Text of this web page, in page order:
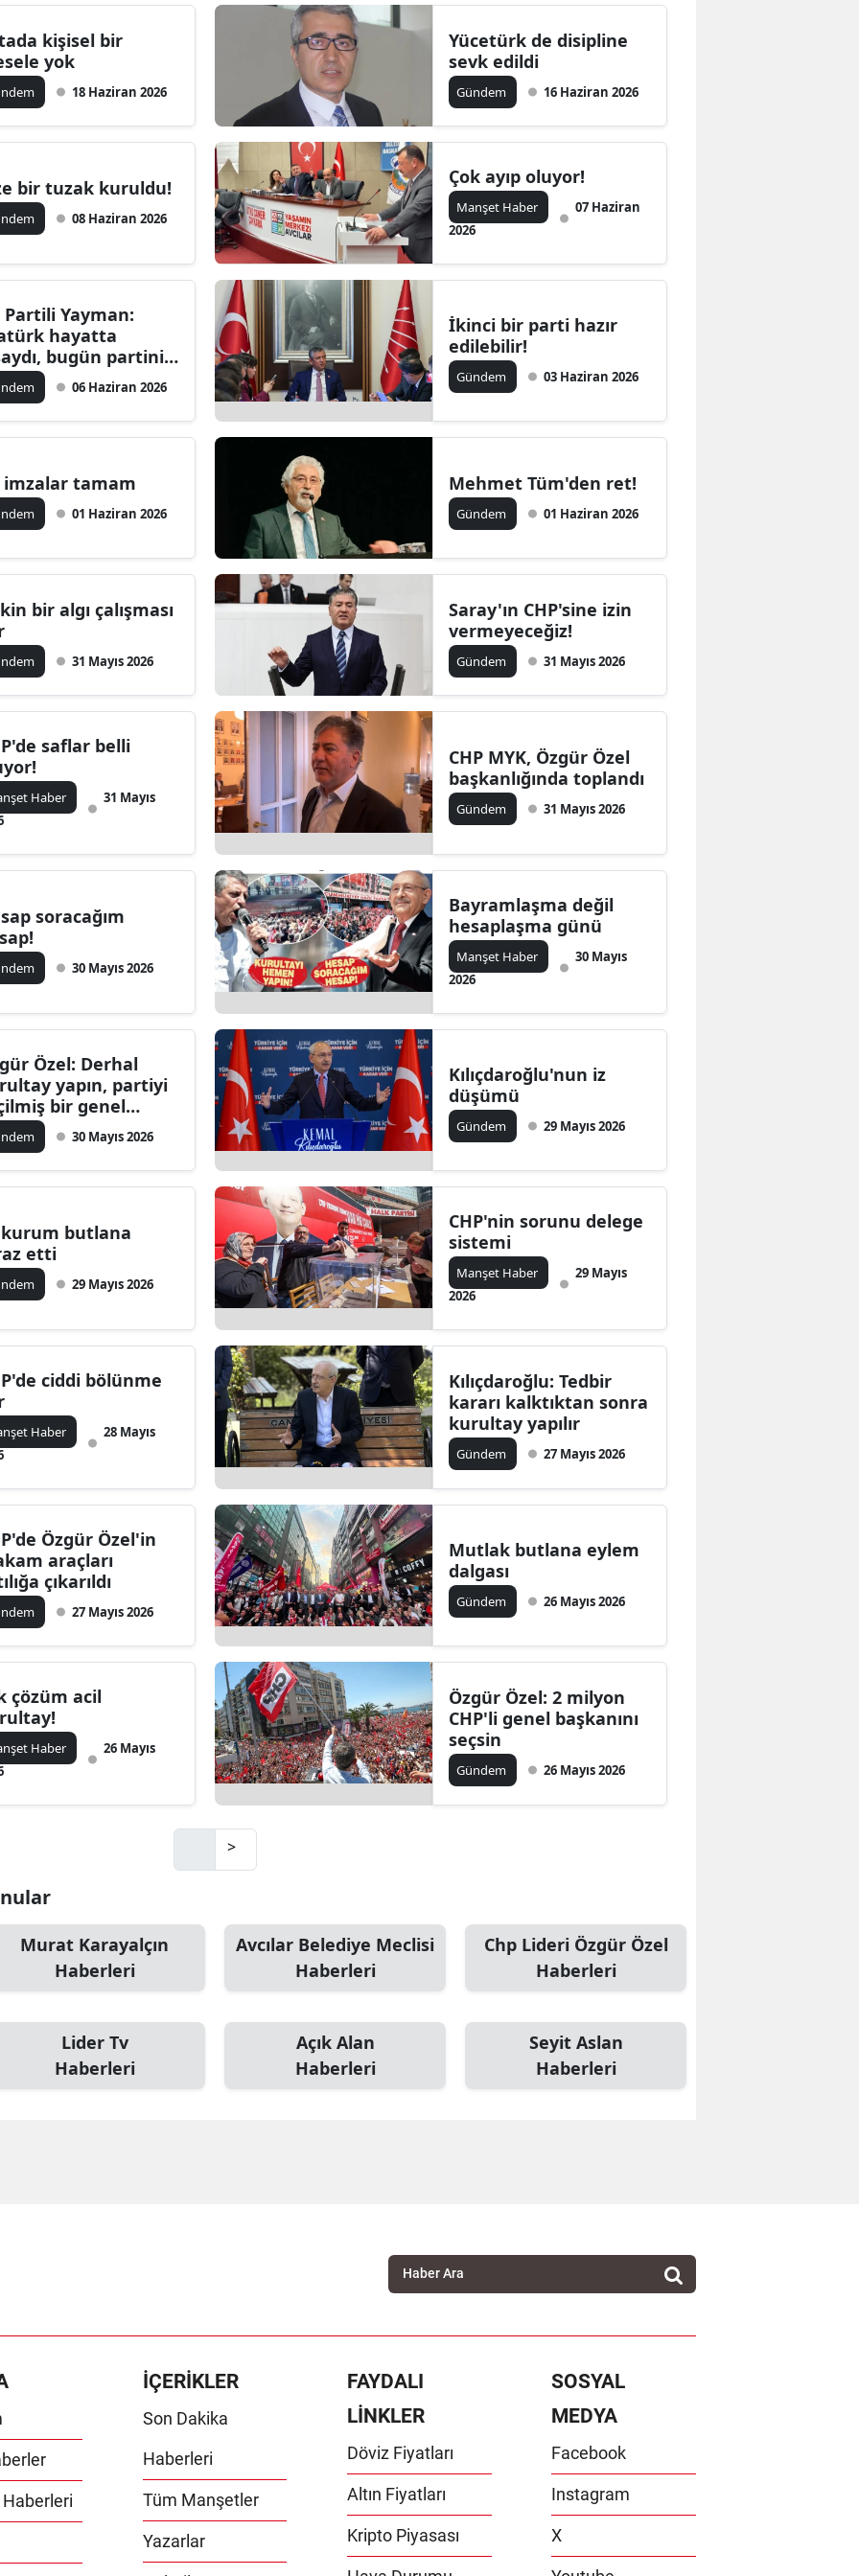
kişisel bir
yok
18 Haziran 2026
Yücetürk de disipline
sevk edildi
Gündem 16 Haziran 2026
bir tuzak kuruldu!
08 Haziran 2026
Çok ayıp oluyor!
Manşet Haber
07 Haziran
2026
Partili Yayman:
hayatta
bugün partinin
06 Haziran 2026
İkinci bir parti hazır
edilebilir!
Gündem 03 Haziran 2026
tamam
01 Haziran 2026
Mehmet Tüm'den ret!
Gündem 01 Haziran 2026
bir algı çalışması
31 Mayıs 2026
Saray'ın CHP'sine izin
vermeyeceğiz!
Gündem 31 Mayıs 2026
saflar belli
Haber
31 Mayıs
CHP MYK, Özgür Özel
başkanlığında toplandı
Gündem 31 Mayıs 2026
soracağım
30 Mayıs 2026
Bayramlaşma değil
hesaplaşma günü
Manşet Haber
30 Mayıs
2026
Özel: Derhal
yapın, partiyi
bir genel
kavuşturun
30 Mayıs 2026
Kılıçdaroğlu'nun iz
düşümü
Gündem 29 Mayıs 2026
kurum butlana
etti
29 Mayıs 2026
CHP'nin sorunu delege
sistemi
Manşet Haber
29 Mayıs
2026
ciddi bölünme
Haber
28 Mayıs
Kılıçdaroğlu: Tedbir
kararı kalktıktan sonra
kurultay yapılır
Gündem 27 Mayıs 2026
Özgür Özel'in
araçları
çıkarıldı
27 Mayıs 2026
Mutlak butlana eylem
dalgası
Gündem 26 Mayıs 2026
çözüm acil
Haber
26 Mayıs
Özgür Özel: 2 milyon
CHP'li genel başkanını
seçsin
Gündem 26 Mayıs 2026
>
Murat Karayalçın
Haberleri
Avcılar Belediye Meclisi
Haberleri
Chp Lideri Özgür Özel
Haberleri
Lider Tv
Haberleri
Açık Alan
Haberleri
Seyit Aslan
Haberleri
İÇERİKLER
Son Dakika
Haberleri
Tüm Manşetler
Yazarlar
FAYDALI
LİNKLER
Döviz Fiyatları
Altın Fiyatları
Kripto Piyasası
SOSYAL
MEDYA
Facebook
Instagram
X